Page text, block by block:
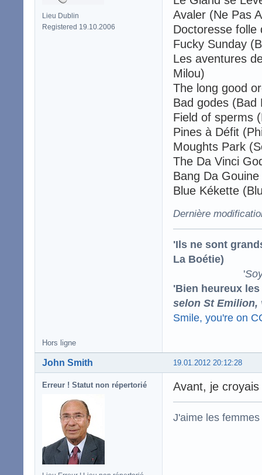
Lieu Dublin
Registered 19.10.2006
Avaler (Ne Pas
Doctoresse folle
Fucky Sunday
Les aventures
Milou)
The long good
Bad godes (Bad
Field of sperms
Pines à Défit
Moughts Park
The Da Vinci
Bang Da
Blue Kékette
Dernière
'Ils ne sont
La Boétie)
'
'Bien heureux
selon St Emilion,
Smile, you're on
Hors ligne
19.01.2012 20:12:28
John Smith
Erreur ! Statut non répertorié Avant, je
J'aime les